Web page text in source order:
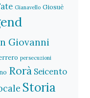
Gianavello Giosuè
Giovanni
persecuzioni
Rorà Seicento
Storia